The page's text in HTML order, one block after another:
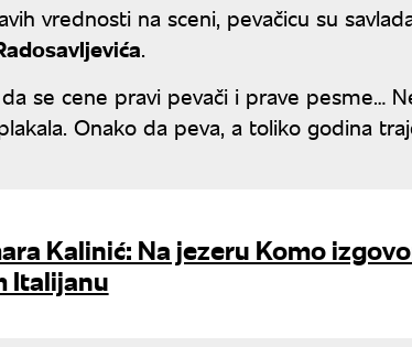
vrednosti na sceni, pevačicu su
.
se cene pravi pevači i prave pesme…
Onako da peva, a toliko godina
Kalinić: Na jezeru Komo
Italijanu